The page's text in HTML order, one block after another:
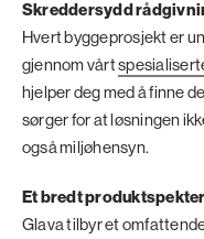
Skreddersydd
Hvert byggeprosjekt er
gjennom vårt
hjelper deg med å finne
sørger for at løsningen
også miljøhensyn.
Et bredt
Glava tilbyr et